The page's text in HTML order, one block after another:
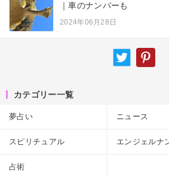
｜車のナンバーも
2024年06月28日
カテゴリー一覧
夢占い ニュース
スピリチュアル エンジェルナ
占術